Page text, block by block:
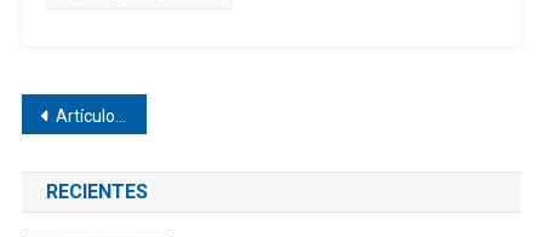
Navegación
de
entradas
Artículos antiguos
RECIENTES